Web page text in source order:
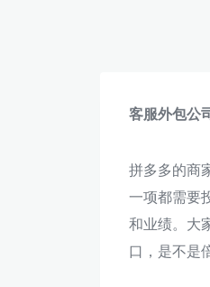
客服外包公
拼多多的商
一项都需要
和业绩。大
口，是不是